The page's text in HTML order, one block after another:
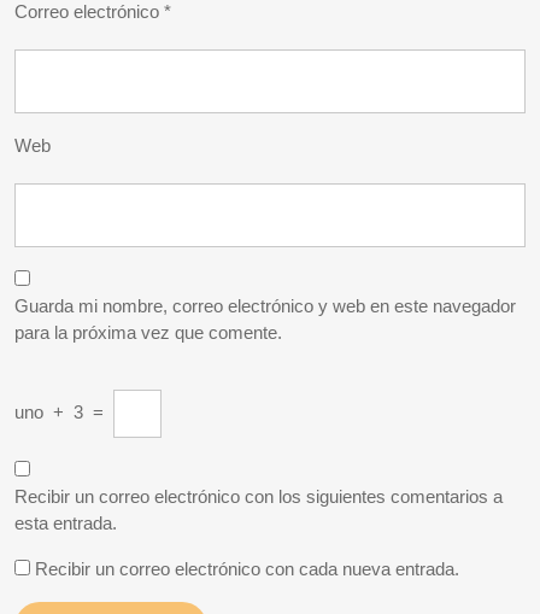
Correo electrónico *
Web
Guarda mi nombre, correo electrónico y web en este navegador
para la próxima vez que comente.
uno + 3 =
Recibir un correo electrónico con los siguientes comentarios a
esta entrada.
Recibir un correo electrónico con cada nueva entrada.